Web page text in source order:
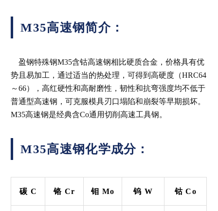
M35高速钢简介：
盈钢特殊钢M35含钴高速钢相比硬质合金，价格具有优
势且易加工，通过适当的热处理，可得到高硬度（HRC64
～66），高红硬性和高耐磨性，韧性和抗弯强度均不低于
普通型高速钢，可克服模具刃口塌陷和崩裂等早期损坏。
M35高速钢是经典含Co通用切削高速工具钢。
M35高速钢化学成分：
碳 C 铬 Cr 钼 Mo 钨 W 钴 Co